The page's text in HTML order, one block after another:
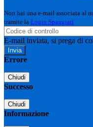
Non hai una e-mail associata al
tramite la Login Spaggiari
E-mail inviata, si prega di
Errore
Chiudi
Successo
Chiudi
Informazione